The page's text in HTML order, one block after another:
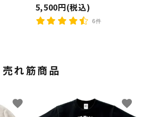
5,500円(税込)
6件
売れ筋商品
favorite favorite